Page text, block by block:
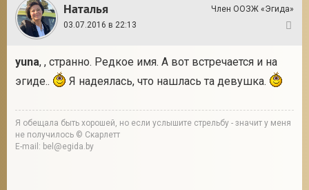
Наталья
Член ООЗЖ «Эгида»
03.07.2016 в 22:13
yuna, , странно. Редкое имя. А вот встречается и на
эгиде..
Я надеялась, что нашлась та девушка.
Я обещала быть хорошей, но если услышите стрельбу - значит у меня
не получилось © Скарлетт
E-mail: bel@egida.by